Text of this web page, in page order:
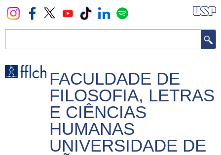
Pular
para
principal
FACULDADE DE
FILOSOFIA, LETRAS
E CIÊNCIAS
HUMANAS
UNIVERSIDADE DE